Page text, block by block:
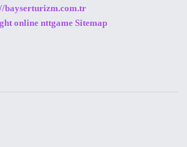
bayserturizm.com.tr
online nttgame Sitemap